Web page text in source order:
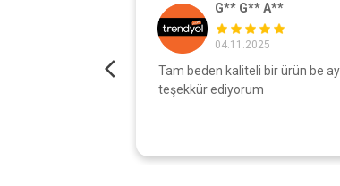
G** G** A**
04.11.2025
Tam beden kaliteli bir ürün be
teşekkür ediyorum